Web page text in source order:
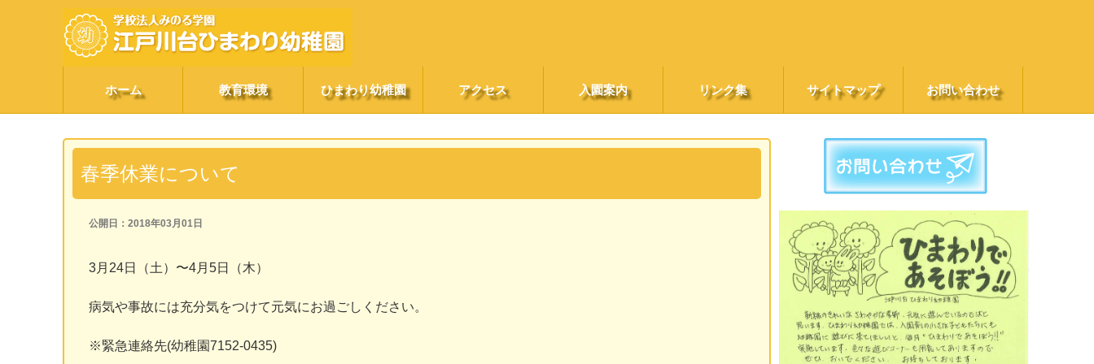
ホーム 教育環境 ひまわり幼稚園 アクセス 入園案内 リンク集 サイトマップ お問い合わせ
春季休業について
公開日：2018年03月01日
3月24日（土）〜4月5日（木）
病気や事故には充分気をつけて元気にお過ごしください。
※緊急連絡先(幼稚園7152-0435)